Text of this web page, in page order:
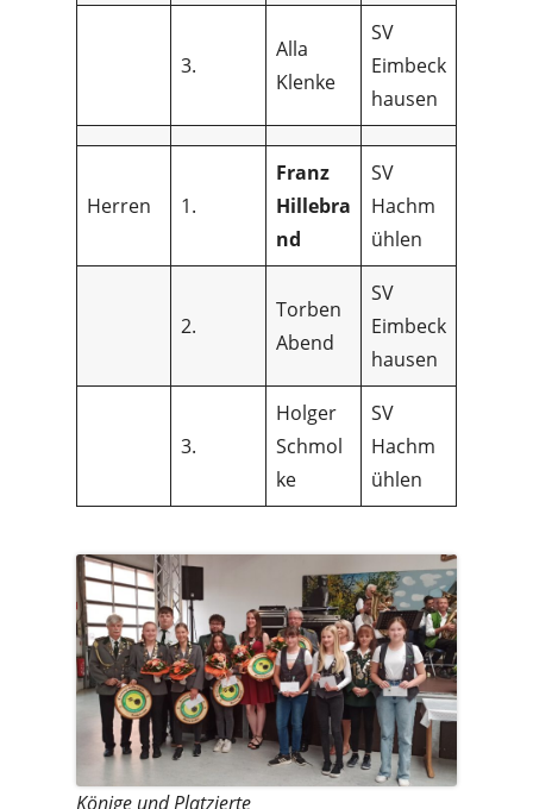
3.
Alla
Klenke
SV
Eimbeck
hausen
Herren 1.
Franz
Hillebra
nd
SV
Hachm
ühlen
2.
Torben
Abend
SV
Eimbeck
hausen
3.
Holger
Schmol
ke
SV
Hachm
ühlen
Könige und Platzierte